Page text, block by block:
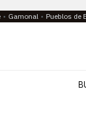
Gamonal Pueblos de